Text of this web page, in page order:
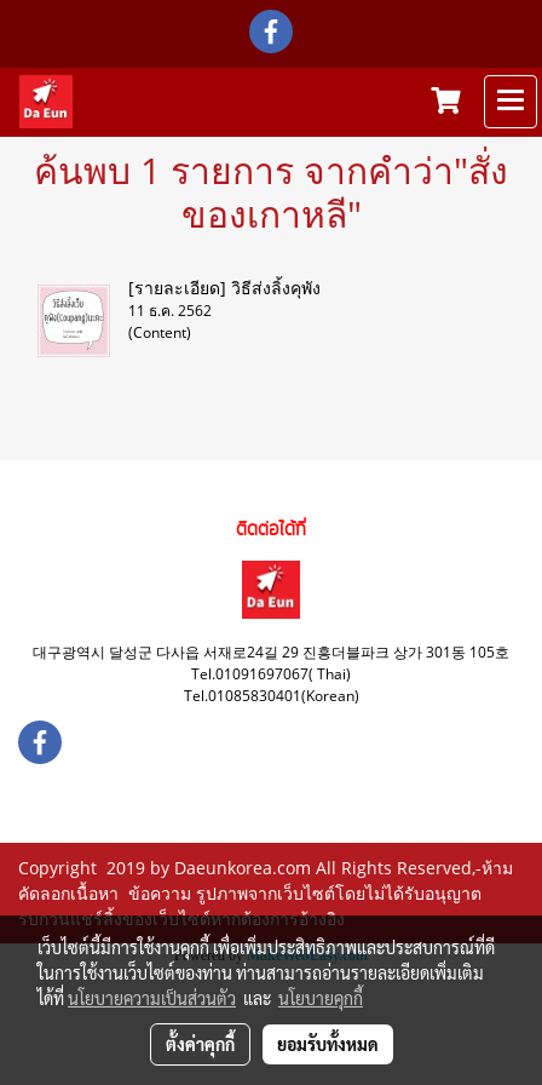
ค้นพบ 1 รายการ จากคำว่า"สั่ง
ของเกาหลี"
[รายละเอียด] วิธีส่งลิ้งคุพัง
11 ธ.ค. 2562
(Content)
ติดต่อได้ที่
대구광역시 달성군 다사읍 서재로24길 29 진흥더블파크 상가 301동 105호
Tel.01091697067( Thai)
Tel.01085830401(Korean)
Copyright 2019 by Daeunkorea.com All Rights Reserved,-ห้าม
คัดลอกเนื้อหา ข้อความ รูปภาพจากเว็บไซต์โดยไม่ได้รับอนุญาต
รบกวนแชร์ลิ้งของเว็บไซต์หากต้องการอ้างอิง
Powered byMakeWebEasy.com
เว็บไซต์นี้มีการใช้งานคุกกี้ เพื่อเพิ่มประสิทธิภาพและประสบการณ์ที่ดี
ในการใช้งานเว็บไซต์ของท่าน ท่านสามารถอ่านรายละเอียดเพิ่มเติม
ได้ที่นโยบายความเป็นส่วนตัว และ นโยบายคุกกี้
ตั้งค่าคุกกี้ ยอมรับทั้งหมด